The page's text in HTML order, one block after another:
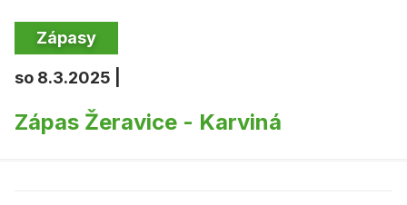
Zápasy
so 8.3.2025 |
Zápas Žeravice - Karviná